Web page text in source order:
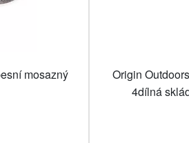
mosazný
Origin
4dílná